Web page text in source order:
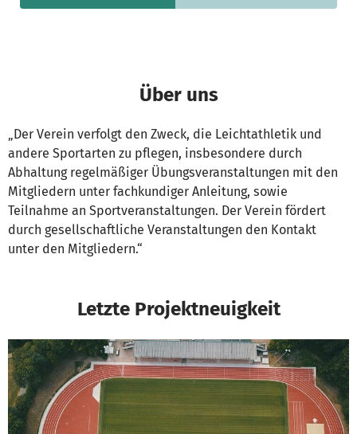
Über uns
„Der Verein verfolgt den Zweck, die Leichtathletik und
andere Sportarten zu pflegen, insbesondere durch
Abhaltung regelmäßiger Übungsveranstaltungen mit den
Mitgliedern unter fachkundiger Anleitung, sowie
Teilnahme an Sportveranstaltungen. Der Verein fördert
durch gesellschaftliche Veranstaltungen den Kontakt
unter den Mitgliedern.“
Letzte Projektneuigkeit